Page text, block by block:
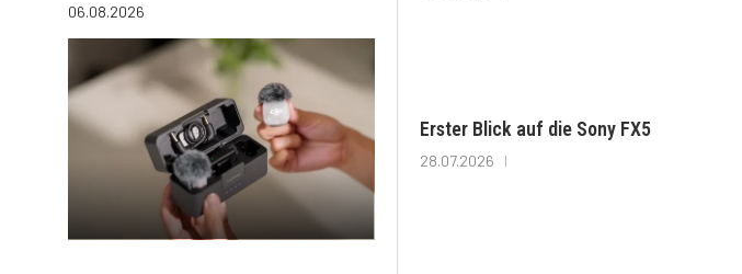
06.08.2026
Erster Blick auf die Sony FX5
28.07.2026